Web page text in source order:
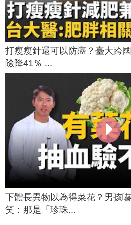
打瘦瘦針還可以防癌？臺大跨
險降41％ ...
下體長異物以為得菜花？男孩
笑：那是「珍珠...